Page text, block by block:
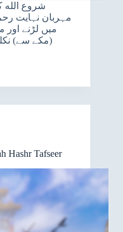
مہربان نہایت
میں لڑنے
(مکے سے)
Hashr Tafseer